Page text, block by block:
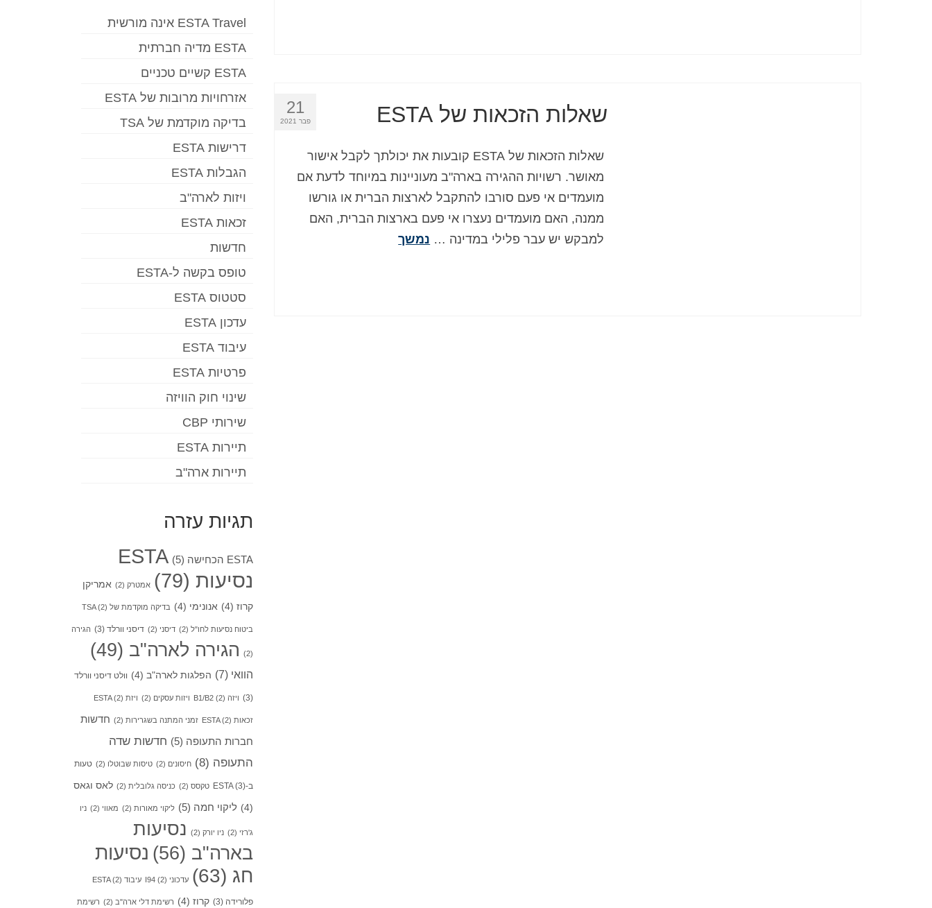
21
פבר 2021 שאלות הזכאות של ESTA
שאלות הזכאות של ESTA קובעות את יכולתך לקבל אישור
מאושר. רשויות ההגירה בארה"ב מעוניינות במיוחד לדעת אם
מועמדים אי פעם סורבו להתקבל לארצות הברית או גורשו
ממנה, האם מועמדים נעצרו אי פעם בארצות הברית, האם
למבקש יש עבר פלילי במדינה … נמשך
ESTA Travel אינה מורשית
ESTA מדיה חברתית
ESTA קשיים טכניים
אזרחויות מרובות של ESTA
בדיקה מוקדמת של TSA
דרישות ESTA
הגבלות ESTA
ויזות לארה"ב
זכאות ESTA
חדשות
טופס בקשה ל-ESTA
סטטוס ESTA
עדכון ESTA
עיבוד ESTA
פרטיות ESTA
שינוי חוק הוויזה
שירותי CBP
תיירות ESTA
תיירות ארה"ב
תגיות עזרה
ESTA הכחישה (5)
ESTA
נסיעות (79) אמטרק (2) אמריקן
קרוז (4) אנונימי (4) בדיקה מוקדמת של TSA (2)
ביטוח נסיעות לחו"ל (2) דיסני (2) דיסני וורלד (3) הגירה
(2) הגירה לארה"ב (49)
הוואי (7) הפלגות לארה"ב (4) וולט דיסני וורלד
(3) ויזה B1/B2 (2) ויזות עסקים (2) ויזת ESTA (2)
זכאות ESTA (2) זמני המתנה בשגרירות (2)
חדשות
חברות התעופה (5)
חדשות שדה
התעופה (8) חיסונים (2) טיסות שבוטלו (2) טעות
ב-ESTA(3) טקסס (2) כניסה גלובלית (2) לאס וגאס
(4) ליקוי חמה (5) ליקוי מאורות (2) מאווי (2) ניו
ג'רזי (2) ניו יורק (2)
נסיעות
בארה"ב (56)
נסיעות
חג (63) עדכוני I94 (2) עיבוד ESTA (2)
פלורידה (3) קרוז (4) רשימת דלי ארה"ב (2) רשימת